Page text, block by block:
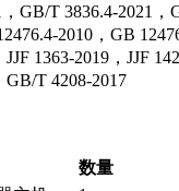
GB/T 3836.4-2021，
2010，GB
JJF 1363-2019，JJF
GB/T 4208-2017
数量